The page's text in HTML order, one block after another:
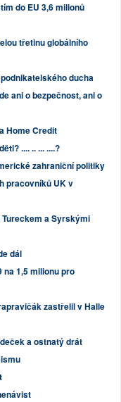
do EU 3,6 milionů
třetinu globálního
ducha
ani o bezpečnost, ani o
Home Credit
.... .. ... ....?
zahraniční politiky
pracovníků UK v
a Syrskými
dál
na 1,5 milionu pro
zastřelil v Halle
a ostnatý drát